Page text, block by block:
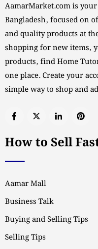
AamarMarket.com is
Bangladesh, focused on
and quality products at
shopping for new items,
products, find Home
one place. Create your
simple way to shop and
How to Sell
Aamar Mall
Business Talk
Buying and Selling Tips
Selling Tips